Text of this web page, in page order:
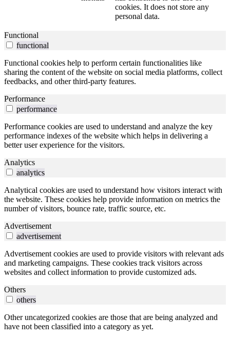
cookies. It does not store any
personal data.
Functional
functional
Functional cookies help to perform certain functionalities like
sharing the content of the website on social media platforms, collect
feedbacks, and other third-party features.
Performance
performance
Performance cookies are used to understand and analyze the key
performance indexes of the website which helps in delivering a
better user experience for the visitors.
Analytics
analytics
Analytical cookies are used to understand how visitors interact with
the website. These cookies help provide information on metrics the
number of visitors, bounce rate, traffic source, etc.
Advertisement
advertisement
Advertisement cookies are used to provide visitors with relevant ads
and marketing campaigns. These cookies track visitors across
websites and collect information to provide customized ads.
Others
others
Other uncategorized cookies are those that are being analyzed and
have not been classified into a category as yet.